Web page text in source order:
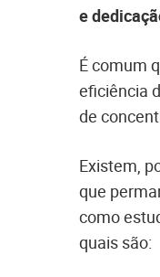
e
É comum
eficiência
de
Existem,
que
como
quais são: